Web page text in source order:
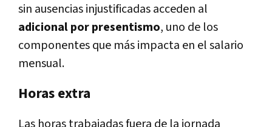
sin ausencias injustificadas acceden al
adicional por presentismo, uno de los
componentes que más impacta en el salario
mensual.
Horas extra